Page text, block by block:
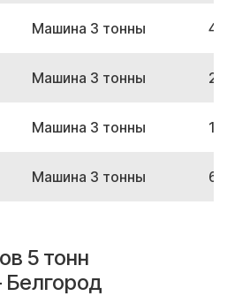
Машина 3 тонны
Машина 3 тонны
Машина 3 тонны
Машина 3 тонны
5 тонн
Белгород